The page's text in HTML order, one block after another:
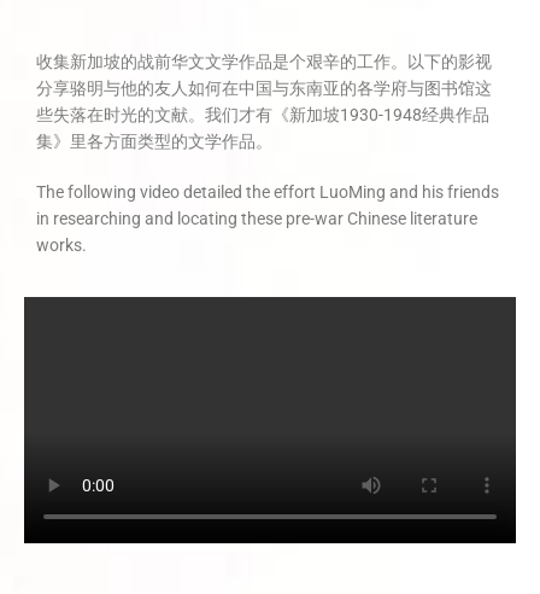
收集新加坡的战前华文文学作品是个艰辛的工作。以下的影视
分享骆明与他的友人如何在中国与东南亚的各学府与图书馆这
些失落在时光的文献。我们才有《新加坡1930-1948经典作品
集》里各方面类型的文学作品。
The following video detailed the effort LuoMing and his friends
in researching and locating these pre-war Chinese literature
works.